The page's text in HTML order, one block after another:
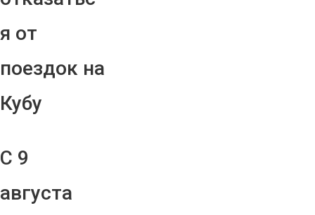
я от
поездок на
Кубу
С 9
августа